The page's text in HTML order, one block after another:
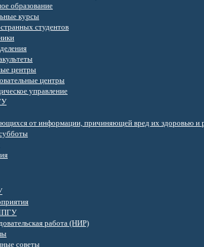
образование
курсы
студентов
центры
центры
управление
от информации, причиняющей вред их здоровью и
работа (НИР)
советы